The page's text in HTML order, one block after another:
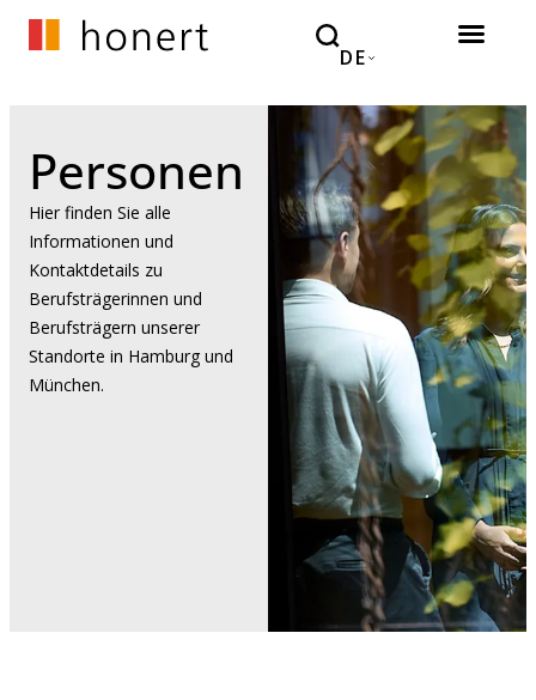
DE
Personen
Hier finden Sie alle
Informationen und
Kontaktdetails zu
Berufsträgerinnen und
Berufsträgern unserer
Standorte in Hamburg und
München.